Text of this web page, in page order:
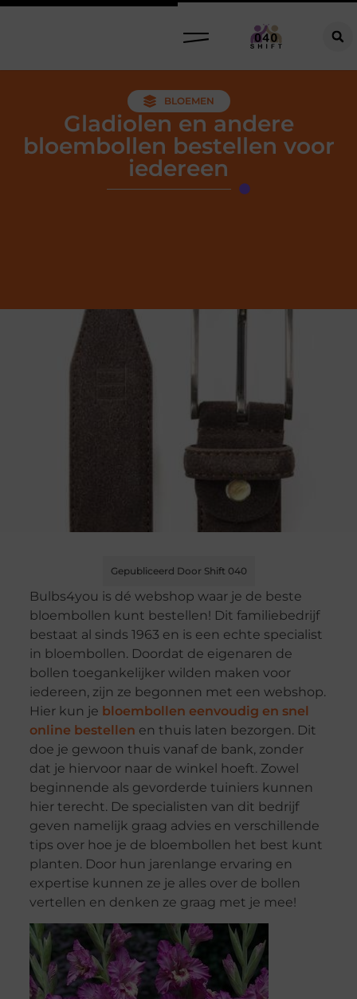
BLOEMEN
Gladiolen en andere
bloembollen bestellen voor
iedereen
Gepubliceerd Door Shift 040
Bulbs4you is dé webshop waar je de beste
bloembollen kunt bestellen! Dit familiebedrijf
bestaat al sinds 1963 en is een echte specialist
in bloembollen. Doordat de eigenaren de
bollen toegankelijker wilden maken voor
iedereen, zijn ze begonnen met een webshop.
Hier kun je bloembollen eenvoudig en snel
online bestellen en thuis laten bezorgen. Dit
doe je gewoon thuis vanaf de bank, zonder
dat je hiervoor naar de winkel hoeft. Zowel
beginnende als gevorderde tuiniers kunnen
hier terecht. De specialisten van dit bedrijf
geven namelijk graag advies en verschillende
tips over hoe je de bloembollen het best kunt
planten. Door hun jarenlange ervaring en
expertise kunnen ze je alles over de bollen
vertellen en denken ze graag met je mee!